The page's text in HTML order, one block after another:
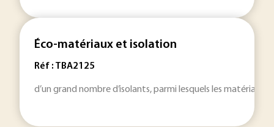
Éco-matériaux et isolation
Réf : TBA2125
d’un grand nombre d’isolants, parmi lesquels les matériaux